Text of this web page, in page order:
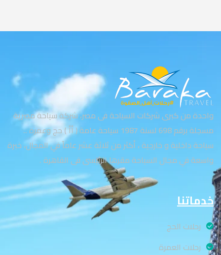
واحدة من كبرى شركات السياحة فى مصر، شركة سياحة مصرية
مسجلة برقم 698 لسنة 1987 سياحة عامة ( أأ ) حج وعمرة ..
سياحة داخلية و خارجية ، أكثر من ثلاثة عشر عاماً في المجال، خبرة
واسعة في مجال السياحة مقرها الرئيسى فى القاهرة .
خدماتنا
رحلات الحج
رحلات العمرة